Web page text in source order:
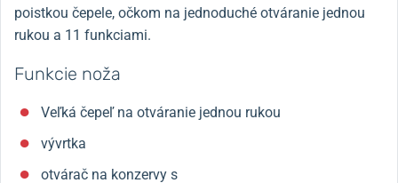
poistkou čepele, očkom na jednoduché otváranie jednou
rukou a 11 funkciami.
Funkcie noža
Veľká čepeľ na otváranie jednou rukou
vývrtka
otvárač na konzervy s